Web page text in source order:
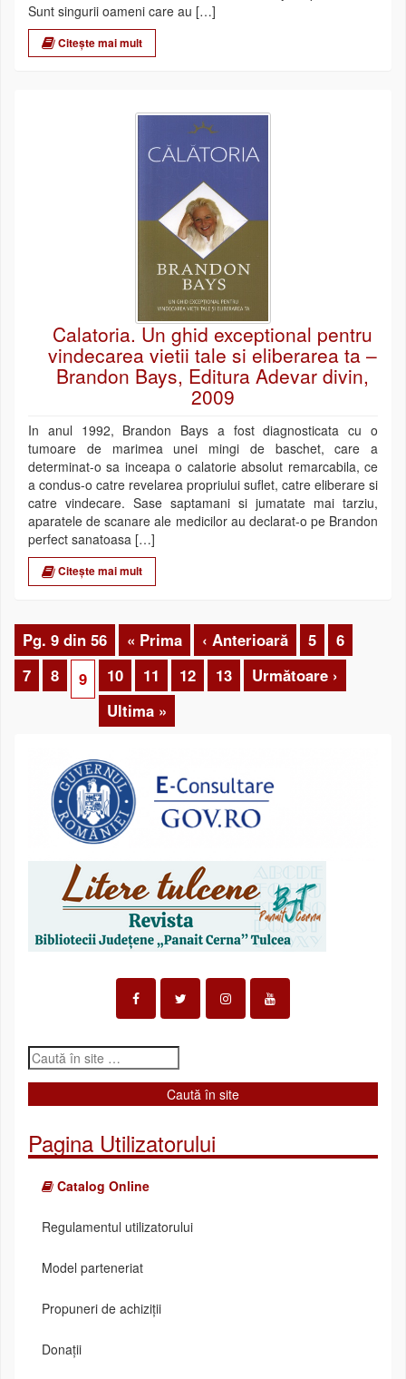
Sunt singurii oameni care au […]
Citește mai mult
Calatoria. Un ghid exceptional pentru
vindecarea vietii tale si eliberarea ta –
Brandon Bays, Editura Adevar divin,
2009
In anul 1992, Brandon Bays a fost diagnosticata cu o
tumoare de marimea unei mingi de baschet, care a
determinat-o sa inceapa o calatorie absolut remarcabila, ce
a condus-o catre revelarea propriului suflet, catre eliberare si
catre vindecare. Sase saptamani si jumatate mai tarziu,
aparatele de scanare ale medicilor au declarat-o pe Brandon
perfect sanatoasa […]
Citește mai mult
Pg. 9 din 56 « Prima ‹ Anterioară 5
6
7
8 9 10 11 12 13
Următoare ›
Ultima »
Pagina Utilizatorului
Catalog Online
Regulamentul utilizatorului
Model parteneriat
Propuneri de achiziții
Donații